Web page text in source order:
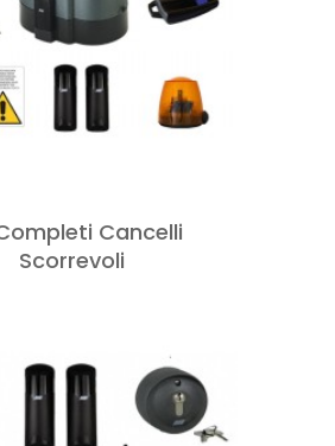
Cancelli
Scorrevoli